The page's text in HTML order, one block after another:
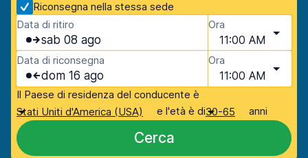
Riconsegna nella stessa sede
Data di ritiro
sab 08 ago
Ora
11:00 AM
Data di riconsegna
dom 16 ago
Ora
11:00 AM
Il Paese di residenza del conducente è
Stati Uniti d'America (USA)
e l'età è di30-65 anni
Cerca